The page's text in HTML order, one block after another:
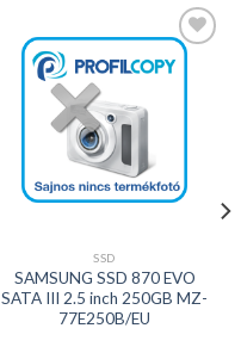
Kedvencekhez
SSD
SAMSUNG SSD 870 EVO
SATA III 2.5 inch 250GB MZ-
77E250B/EU